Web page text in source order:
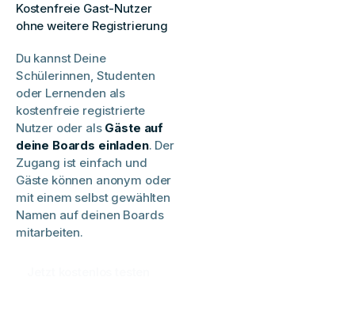
Kostenfreie Gast-Nutzer
ohne weitere Registrierung
Du kannst Deine
Schülerinnen, Studenten
oder Lernenden als
kostenfreie registrierte
Nutzer oder als Gäste auf
deine Boards einladen. Der
Zugang ist einfach und
Gäste können anonym oder
mit einem selbst gewählten
Namen auf deinen Boards
mitarbeiten.